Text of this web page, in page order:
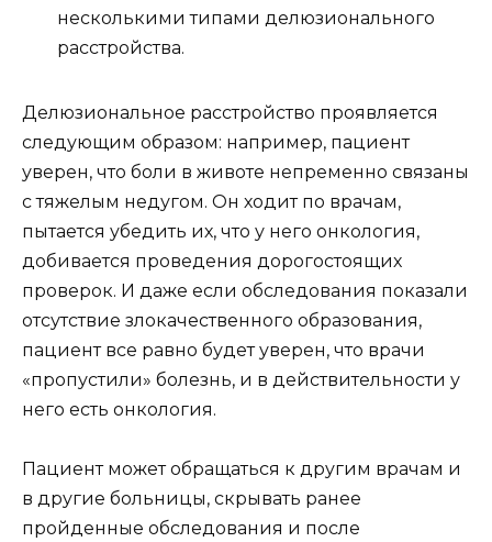
несколькими типами делюзионального
расстройства.
Делюзиональное расстройство проявляется
следующим образом: например, пациент
уверен, что боли в животе непременно связаны
с тяжелым недугом. Он ходит по врачам,
пытается убедить их, что у него онкология,
добивается проведения дорогостоящих
проверок. И даже если обследования показали
отсутствие злокачественного образования,
пациент все равно будет уверен, что врачи
«пропустили» болезнь, и в действительности у
него есть онкология.
Пациент может обращаться к другим врачам и
в другие больницы, скрывать ранее
пройденные обследования и после